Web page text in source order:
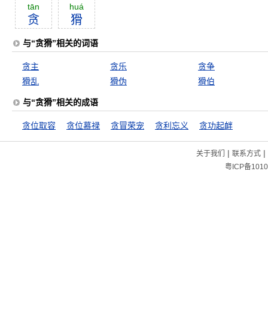
tān
贪
huá
猾
与“贪猾”相关的词语
贪主 贪乐
贪争
猾乱
猾伪 猾伯
与“贪猾”相关的成语
贪位取容 贪位慕禄 贪冒荣宠 贪利忘义 贪功起衅
关于我们 | 联系方式|
粤ICP备